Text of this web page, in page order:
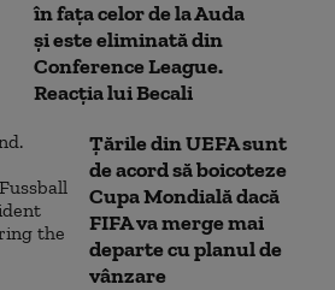
în fața celor de la Auda
și este eliminată din
Conference League.
Reacția lui Becali
Țările din UEFA sunt
de acord să boicoteze
Cupa Mondială dacă
FIFA va merge mai
departe cu planul de
vânzare